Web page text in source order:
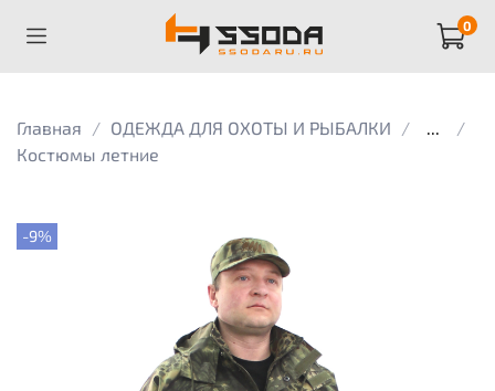
0
Главная ОДЕЖДА ДЛЯ ОХОТЫ И РЫБАЛКИ
...
Костюмы летние
-9%